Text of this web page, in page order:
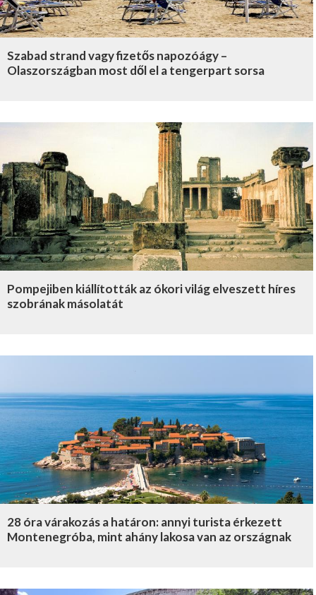
Szabad strand vagy fizetős napozóágy –
Olaszországban most dől el a tengerpart sorsa
Pompejiben kiállították az ókori világ elveszett híres
szobrának másolatát
28 óra várakozás a határon: annyi turista érkezett
Montenegróba, mint ahány lakosa van az országnak